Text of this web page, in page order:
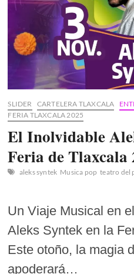
SLIDER CARTELERA TLAXCALA
FERIA TLAXCALA 2025
El Inolvidable
Feria de Tlaxcala
aleks syntek Musica pop teatro del
Un Viaje Musical en
Aleks Syntek en la
Este otoño, la magia
apoderará…